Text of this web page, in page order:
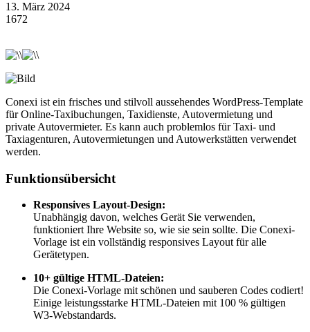
13. März 2024
1672
Conexi ist ein frisches und stilvoll aussehendes WordPress-Template
für Online-Taxibuchungen, Taxidienste, Autovermietung und
private Autovermieter. Es kann auch problemlos für Taxi- und
Taxiagenturen, Autovermietungen und Autowerkstätten verwendet
werden.
Funktionsübersicht
Responsives Layout-Design:
Unabhängig davon, welches Gerät Sie verwenden,
funktioniert Ihre Website so, wie sie sein sollte. Die Conexi-
Vorlage ist ein vollständig responsives Layout für alle
Gerätetypen.
10+ gültige HTML-Dateien:
Die Conexi-Vorlage mit schönen und sauberen Codes codiert!
Einige leistungsstarke HTML-Dateien mit 100 % gültigen
W3-Webstandards.